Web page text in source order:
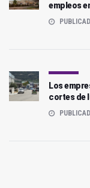
empleos
Los
cortes de